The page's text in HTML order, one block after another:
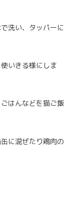
い、タッパーに
きる様にしま
んなどを猫ご飯
混ぜたり鶏肉の